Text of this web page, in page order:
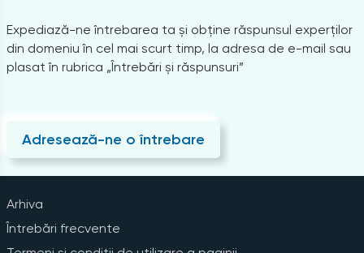
Expediază-ne întrebarea ta și obține răspunsul experților
din domeniu în cel mai scurt timp, la adresa de e-mail sau
plasat în rubrica „Întrebări și răspunsuri”
Adresează-ne o întrebare
Arhiva
Întrebări frecvente